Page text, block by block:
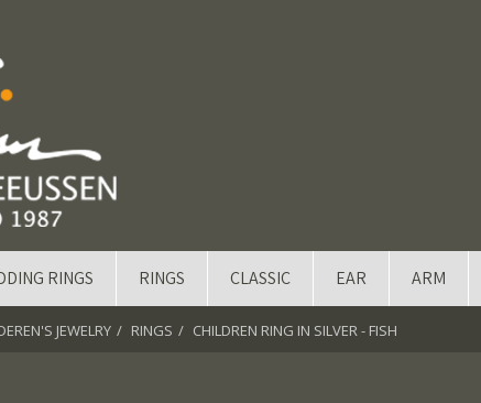
RINGS RINGS CLASSIC EAR ARM
JEWELRY RINGS CHILDREN RING IN SILVER - FISH